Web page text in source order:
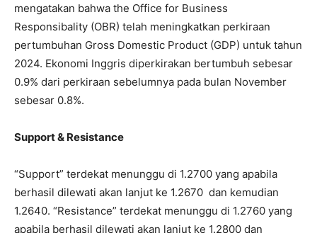
mengatakan bahwa the Office for Business
Responsibality (OBR) telah meningkatkan perkiraan
pertumbuhan Gross Domestic Product (GDP) untuk tahun
2024. Ekonomi Inggris diperkirakan bertumbuh sebesar
0.9% dari perkiraan sebelumnya pada bulan November
sebesar 0.8%.
Support & Resistance
“Support” terdekat menunggu di 1.2700 yang apabila
berhasil dilewati akan lanjut ke 1.2670 dan kemudian
1.2640. “Resistance” terdekat menunggu di 1.2760 yang
apabila berhasil dilewati akan lanjut ke 1.2800 dan